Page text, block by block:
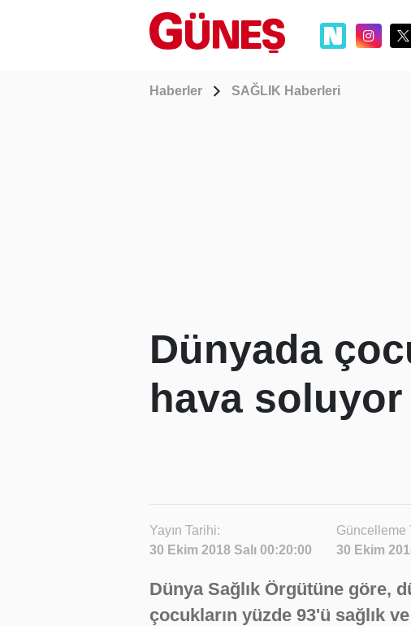
Haberler SAĞLIK Haberleri
Dünyada
hava soluyor
Yayın Tarihi:
30 Ekim 2018 Salı 00:20:00
Güncelleme
30 Ekim
Dünya Sağlık Örgütüne göre,
çocukların yüzde 93'ü sağlık